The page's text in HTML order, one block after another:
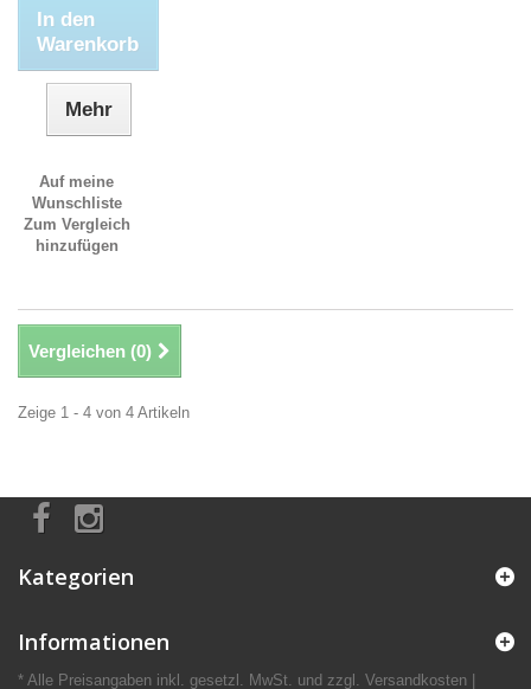
In den
Warenkorb
Mehr
Auf meine
Wunschliste
Zum Vergleich
hinzufügen
Vergleichen (0)
Zeige 1 - 4 von 4 Artikeln
Kategorien
Informationen
* Alle Preisangaben inkl. gesetzl. MwSt. und zzgl. Versandkosten |